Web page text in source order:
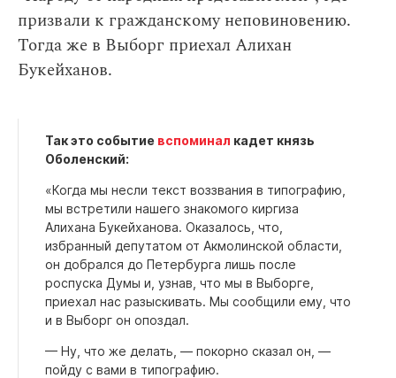
призвали к гражданскому неповиновению.
Тогда же в Выборг приехал Алихан
Букейханов.
Так это событие вспоминал кадет князь
Оболенский:
«Когда мы несли текст воззвания в типографию,
мы встретили нашего знакомого киргиза
Алихана Букейханова. Оказалось, что,
избранный депутатом от Акмолинской области,
он добрался до Петербурга лишь после
роспуска Думы и, узнав, что мы в Выборге,
приехал нас разыскивать. Мы сообщили ему, что
и в Выборг он опоздал.
— Ну, что же делать, — покорно сказал он, —
пойду с вами в типографию.